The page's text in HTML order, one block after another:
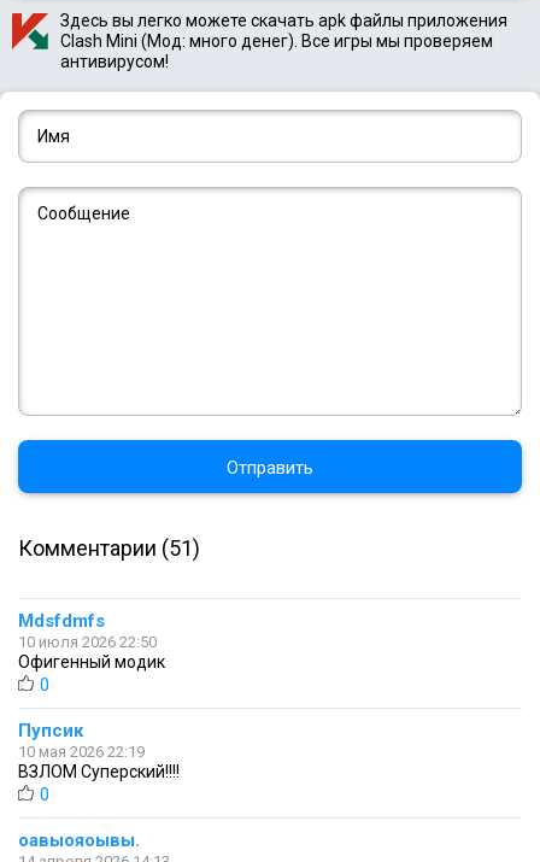
Здесь вы легко можете скачать apk файлы приложения
Clash Mini (Мод: много денег). Все игры мы проверяем
антивирусом!
Отправить
Комментарии (51)
Mdsfdmfs
10 июля 2026 22:50
Офигенный модик
0
Пупсик
10 мая 2026 22:19
ВЗЛОМ Суперский!!!!
0
оавыояоывы.